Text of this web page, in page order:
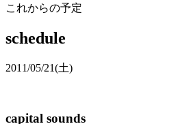
これからの予定
schedule
2011/05/21(土)
capital sounds